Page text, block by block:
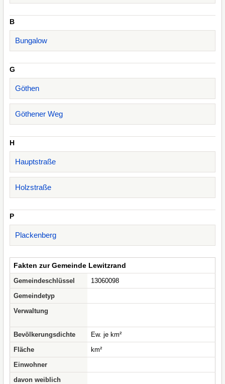
B
Bungalow
G
Göthen
Göthener Weg
H
Hauptstraße
Holzstraße
P
Plackenberg
Fakten zur Gemeinde Lewitzrand
Gemeindeschlüssel
13060098
Gemeindetyp
Verwaltung
Bevölkerungsdichte
Ew. je km²
Fläche
km²
Einwohner
davon weiblich